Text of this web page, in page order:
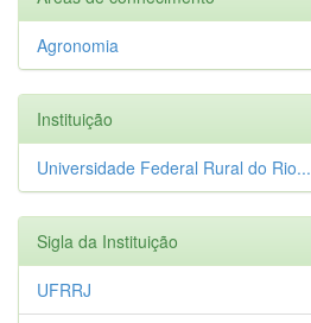
Agronomia
Instituição
Universidade Federal Rural do Rio...
Sigla da Instituição
UFRRJ